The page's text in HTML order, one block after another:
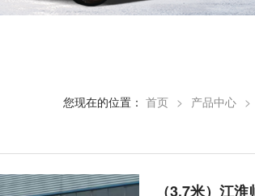
您现在的位置： 首页 > 产品中心 >
（3.7米）江